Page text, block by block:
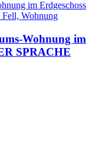
Wohnung im
SPRACHE